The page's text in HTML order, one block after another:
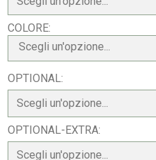
COLORE
Scegli un'opzione...
OPTIONAL
OPTIONAL-EXTRA